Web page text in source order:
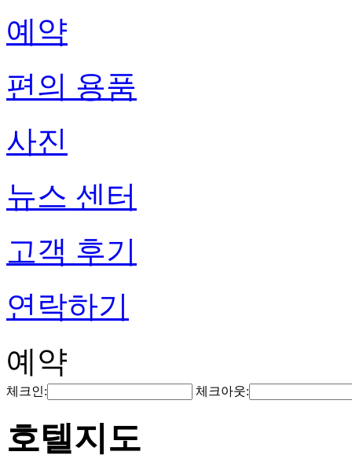
예약
편의 용품
사진
뉴스 센터
고객 후기
연락하기
예약
체크인: 체크아웃:
호텔지도